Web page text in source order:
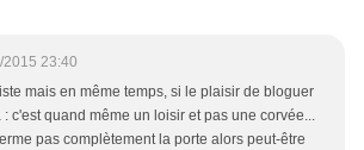
2015 23:40
mais en même temps, si le plaisir de bloguer
: c'est quand même un loisir et pas une corvée...
pas complètement la porte alors peut-être